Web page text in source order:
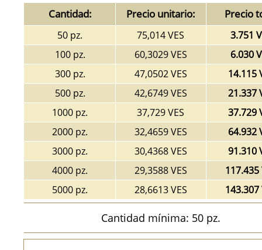
Cantidad: Precio unitario: Precio
50 pz. 75,014 VES
3.751
100 pz.
60,3029 VES
6.030
300 pz.
47,0502 VES
14.115
500 pz.
42,6749 VES
21.337
1000 pz.
37,729 VES
37.729
2000 pz.
32,4659 VES
64.932
3000 pz.
30,4368 VES
91.310
4000 pz.
29,3588 VES
117.435
5000 pz.
28,6613 VES 143.307
Cantidad mínima: 50 pz.